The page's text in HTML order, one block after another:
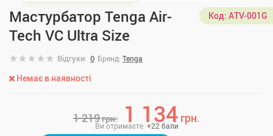
Мастурбатор Tenga Air-
Tech VC Ultra Size
Код: ATV-001G
Відгуки: 0 Бренд: Tenga
Немає в наявності
1 219грн. 1 134 грн.
Ви отримаєте +22 бали